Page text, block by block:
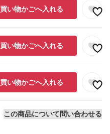
買い物かごへ入れる
買い物かごへ入れる
買い物かごへ入れる
この商品について問い合わせる